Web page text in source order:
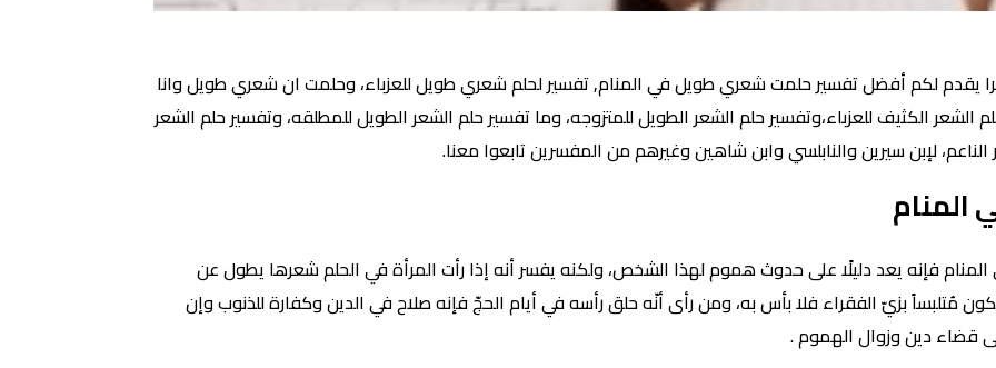
لكم أفضل تفسير حلمت شعري طويل في المنام, تفسير لحلم شعري طويل للعزباء، وحلمت ان شعري طويل وانا
الشعر الكثيف للعزباء،وتفسير حلم الشعر الطويل للمتزوجه، وما تفسير حلم الشعر الطويل للمطلقه، وتفسير حلم الشعر
لإبن سيرين والنابلسي وابن شاهين وغيرهم من المفسرين تابعوا معنا.
فإنه يعد دليلًا على حدوث هموم لهذا الشخص، ولكنه يفسر أنه إذا رأت المرأة في الحلم شعرها يطول عن
مُتلبساً بزيّ الفقراء فلا بأس به، ومن رأى أنّه حلق رأسه في أيام الحجّ فإنه صلاح في الدين وكفارة للذنوب وإن
قضاء دين وزوال الهموم .